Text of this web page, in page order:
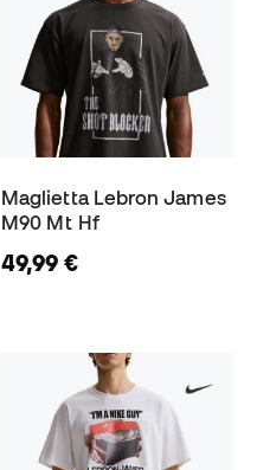
Maglietta Lebron James
M90 Mt Hf
49,99 €